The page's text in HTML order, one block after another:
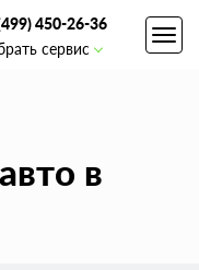
450-26-36
сервис
в